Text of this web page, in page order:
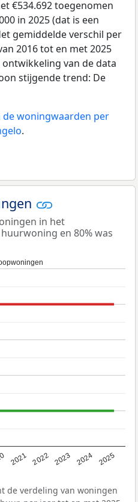
€534.692 toegenomen
in 2025 (dat is een
gemiddelde verschil per
2016 tot en met 2025
ontwikkeling van de data
stijgende trend: De
de woningwaarden per
.
in het
en 80% was
2021 2022 2023 2024 2025
de verdeling van woningen